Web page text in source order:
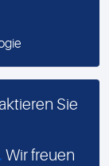
Sie
Wir freuen